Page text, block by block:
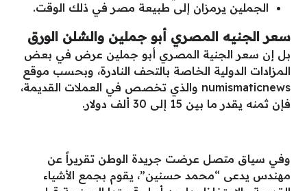
الجملين يرمزان إلى طبيعة مصر في ذلك الوقت.
سعر الجنيه المصري أبو جملين والشلن الورق
بل إن سعر الجنية المصري أبو جملين عرض في بعض
المزادات الدولية الخاصة بالتحف النادرة، وبحسب موقع
numismaticnews والذي تخصص في العملات القديمة،
فإن ثمنه يقدر ما بين 15 إلى 30 ألف دولار.
وفي سياق متصل عرضت جريدة الوطن تقريراً عن
مهندس يدعى “محمد حسنين”، يقوم بجمع الأشياء